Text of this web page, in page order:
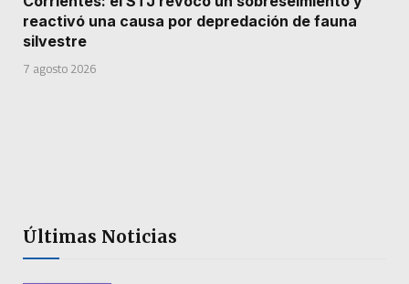
reactivó una causa por depredación de fauna
silvestre
7 agosto 2026
Últimas Noticias